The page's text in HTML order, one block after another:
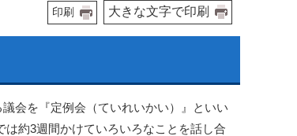
印刷 大きな文字で印刷
会を『定例会（ていれいかい）』といい
約3週間かけていろいろなことを話し合